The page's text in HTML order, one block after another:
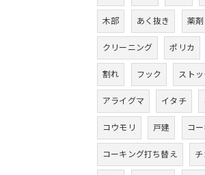
木部 あく抜き 薬剤
クリーニング ポリカ
割れ フック スト
アライグマ イタチ
コウモリ 戸建 コ
コーキング打ち替え